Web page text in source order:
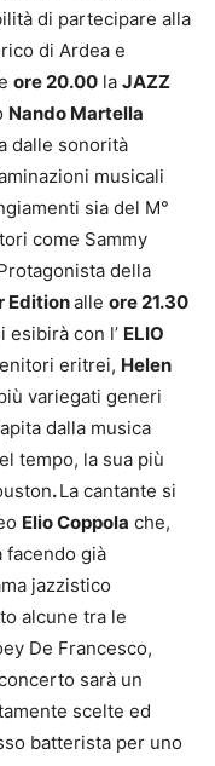
di partecipare alla
di Ardea e
ore 20.00 la JAZZ
Nando Martella
dalle sonorità
musicali
sia del M°
come Sammy
della
Editionalle ore 21.30
esibirà con l’ ELIO
eritrei, Helen
variegati generi
dalla musica
tempo, la sua più
.La cantante si
Elio Coppola che,
facendo già
jazzistico
alcune tra le
De Francesco,
sarà un
scelte ed
batterista per uno